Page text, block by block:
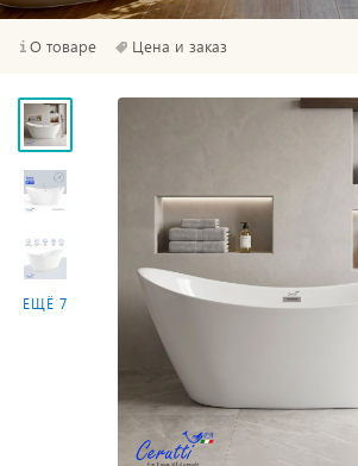
О товаре Цена и заказ
ЕЩЁ 7